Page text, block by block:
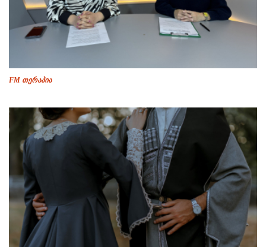
FM თერაპია